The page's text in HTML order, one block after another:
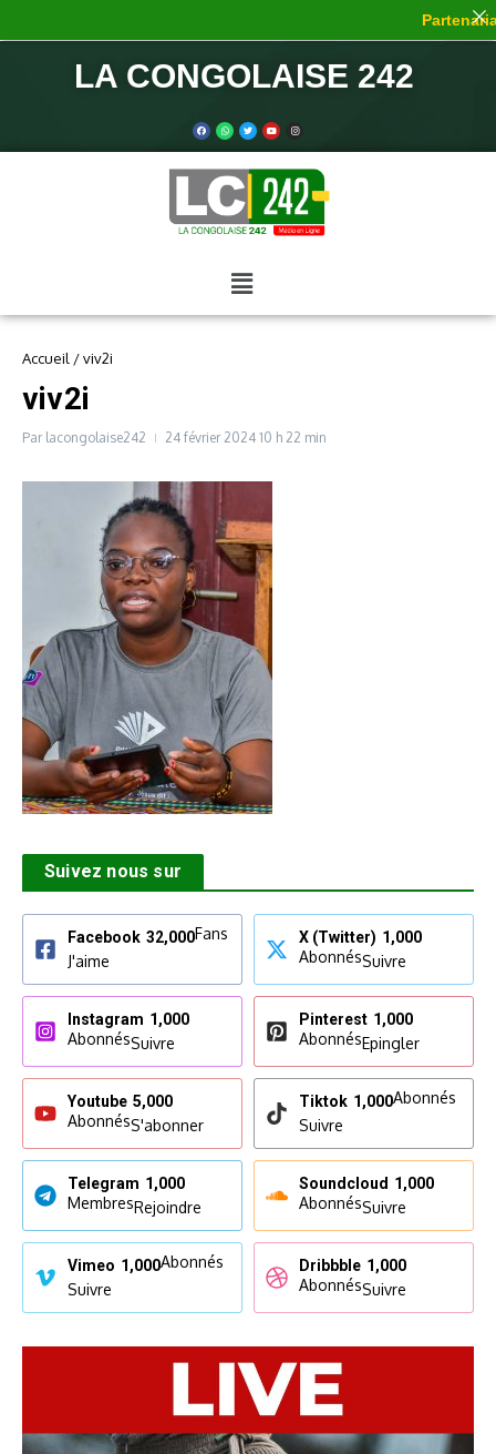
LA CONGOLAISE 242
Accueil /viv2i
viv2i
Par lacongolaise242 24 février 2024 10 h 22 min
Suivez nous sur
Facebook 32,000Fans
J'aime
X (Twitter) 1,000
AbonnésSuivre
Instagram 1,000
AbonnésSuivre
Pinterest 1,000
AbonnésEpingler
Youtube 5,000
AbonnésS'abonner
Tiktok 1,000Abonnés
Suivre
Telegram 1,000
MembresRejoindre
Soundcloud 1,000
AbonnésSuivre
Vimeo 1,000Abonnés
Suivre
Dribbble 1,000
AbonnésSuivre